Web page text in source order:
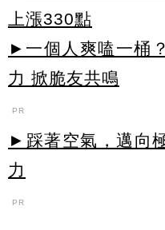
上漲330點
►一個人爽嗑一桶
力 掀脆友共鳴
PR
►踩著空氣，邁向
力
PR